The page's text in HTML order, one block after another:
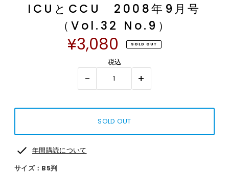
ICUとCCU 2008年9月号
（Vol.32 No.9）
¥3,080 SOLD OUT
税込
- +
年間購読について
サイズ：B5判